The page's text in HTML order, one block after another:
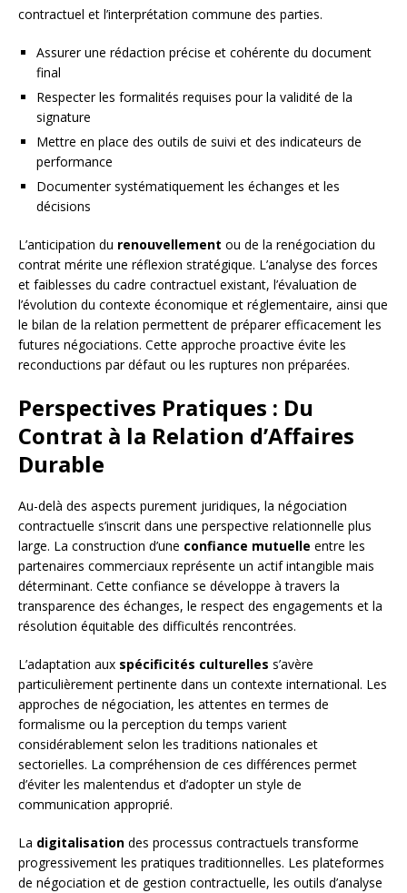
contractuel et l’interprétation commune des parties.
Assurer une rédaction précise et cohérente du document
final
Respecter les formalités requises pour la validité de la
signature
Mettre en place des outils de suivi et des indicateurs de
performance
Documenter systématiquement les échanges et les
décisions
L’anticipation du renouvellement ou de la renégociation du
contrat mérite une réflexion stratégique. L’analyse des forces
et faiblesses du cadre contractuel existant, l’évaluation de
l’évolution du contexte économique et réglementaire, ainsi que
le bilan de la relation permettent de préparer efficacement les
futures négociations. Cette approche proactive évite les
reconductions par défaut ou les ruptures non préparées.
Perspectives Pratiques : Du
Contrat à la Relation d’Affaires
Durable
Au-delà des aspects purement juridiques, la négociation
contractuelle s’inscrit dans une perspective relationnelle plus
large. La construction d’une confiance mutuelle entre les
partenaires commerciaux représente un actif intangible mais
déterminant. Cette confiance se développe à travers la
transparence des échanges, le respect des engagements et la
résolution équitable des difficultés rencontrées.
L’adaptation aux spécificités culturelles s’avère
particulièrement pertinente dans un contexte international. Les
approches de négociation, les attentes en termes de
formalisme ou la perception du temps varient
considérablement selon les traditions nationales et
sectorielles. La compréhension de ces différences permet
d’éviter les malentendus et d’adopter un style de
communication approprié.
La digitalisation des processus contractuels transforme
progressivement les pratiques traditionnelles. Les plateformes
de négociation et de gestion contractuelle, les outils d’analyse